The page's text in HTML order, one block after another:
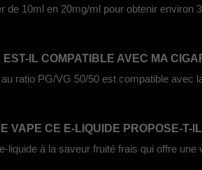
de 10ml en 20mg/ml pour obtenir
EST-IL COMPATIBLE AVEC MA
ratio PG/VG 50/50 est compatible avec
VAPE CE E-LIQUIDE PROPOSE-T-
liquide à la saveur fruité frais qui offre